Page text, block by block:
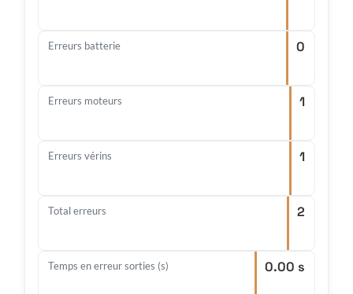
Erreurs batterie 0
Erreurs moteurs 1
Erreurs vérins 1
Total erreurs 2
Temps en erreur sorties (s) 0.00 s